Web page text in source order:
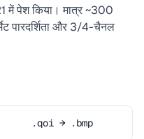
पेश किया। मात्र ~300
पारदर्शिता और 3/4-चैनल
.qoi → .bmp